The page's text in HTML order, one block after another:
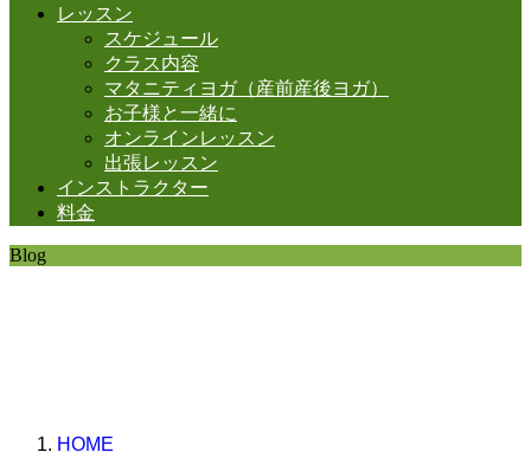
レッスン
スケジュール
クラス内容
マタニティヨガ（産前産後ヨガ）
お子様と一緒に
オンラインレッスン
出張レッスン
インストラクター
料金
Blog
HOME